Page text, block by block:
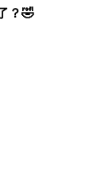
？🤣